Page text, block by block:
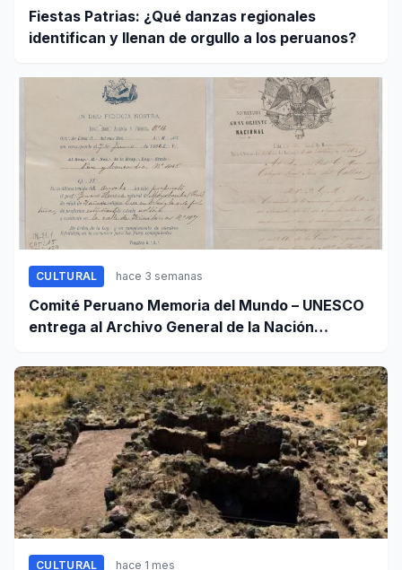
Fiestas Patrias: ¿Qué danzas regionales
identifican y llenan de orgullo a los peruanos?
CULTURAL hace 3 semanas
Comité Peruano Memoria del Mundo – UNESCO
entrega al Archivo General de la Nación
documentales
CULTURAL hace 1 mes